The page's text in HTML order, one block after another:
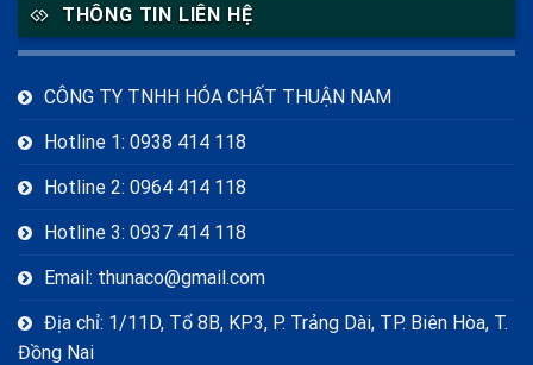
THÔNG TIN LIÊN HỆ
CÔNG TY TNHH HÓA CHẤT THUẬN NAM
Hotline 1: 0938 414 118
Hotline 2: 0964 414 118
Hotline 3: 0937 414 118
Email: thunaco@gmail.com
Địa chỉ: 1/11D, Tổ 8B, KP3, P. Trảng Dài, TP. Biên Hòa, T.
Đồng Nai